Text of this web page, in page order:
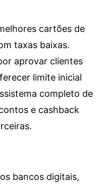
cartões de
taxas baixas.
aprovar clientes
limite inicial
completo de
e cashback
bancos digitais,